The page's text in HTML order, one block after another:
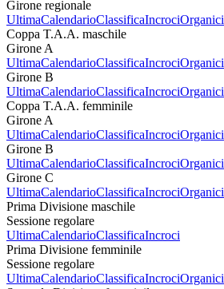
Girone regionale
UltimaCalendarioClassificaIncrociOrganici
Coppa T.A.A. maschile
Girone A
UltimaCalendarioClassificaIncrociOrganici
Girone B
UltimaCalendarioClassificaIncrociOrganici
Coppa T.A.A. femminile
Girone A
UltimaCalendarioClassificaIncrociOrganici
Girone B
UltimaCalendarioClassificaIncrociOrganici
Girone C
UltimaCalendarioClassificaIncrociOrganici
Prima Divisione maschile
Sessione regolare
UltimaCalendarioClassificaIncroci
Prima Divisione femminile
Sessione regolare
UltimaCalendarioClassificaIncrociOrganici